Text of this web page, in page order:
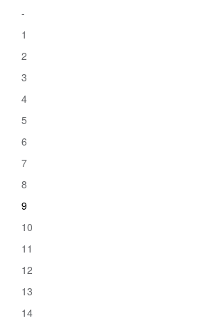
-
1
2
3
4
5
6
7
8
9
10
11
12
13
14